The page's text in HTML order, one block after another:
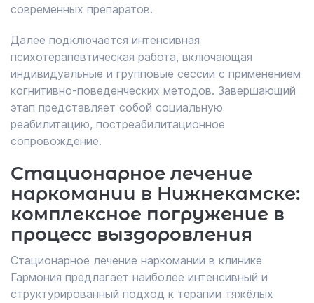
современных препаратов.
Далее подключается интенсивная
психотерапевтическая работа, включающая
индивидуальные и групповые сессии с применением
когнитивно-поведенческих методов. Завершающий
этап представляет собой социальную
реабилитацию, постреабилитационное
сопровождение.
Стационарное лечение
наркомании в Нижнекамске:
комплексное погружение в
процесс выздоровления
Стационарное лечение наркомании в клинике
Гармония предлагает наиболее интенсивный и
структурированный подход к терапии тяжёлых